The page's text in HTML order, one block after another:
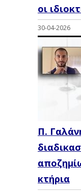
οι
30-04-2026
Π.
κτήρια